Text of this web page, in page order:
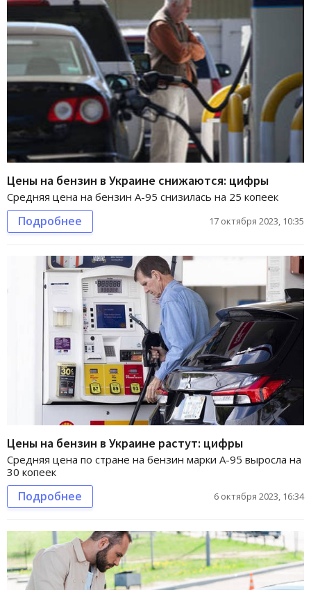
Цены на бензин в Украине снижаются: цифры
Средняя цена на бензин А-95 снизилась на 25 копеек
Подробнее 17 октября 2023, 10:35
Цены на бензин в Украине растут: цифры
Средняя цена по стране на бензин марки А-95 выросла на
30 копеек
Подробнее 6 октября 2023, 16:34